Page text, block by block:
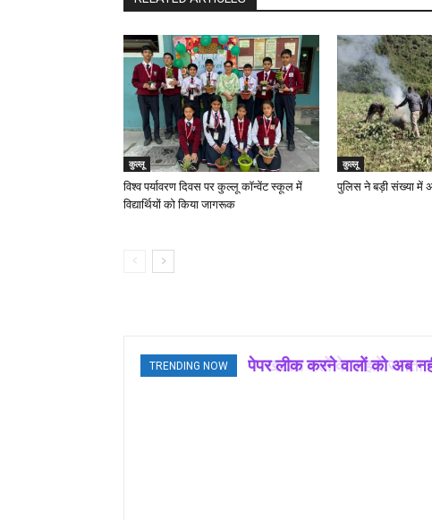
कुल्लू
विश्व पर्यावरण दिवस पर कुल्लू कॉन्वेंट स्कूल में
विद्यार्थियों को किया जागरूक
कुल्लू
पुलिस ने बड़ी संख्या में